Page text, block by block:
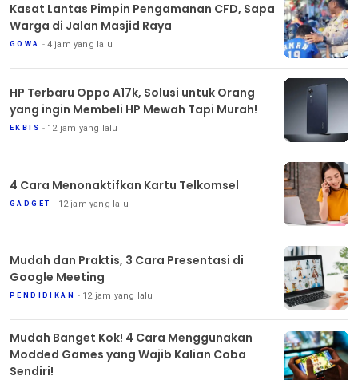
Kasat Lantas Pimpin Pengamanan CFD, Sapa
Warga di Jalan Masjid Raya
GOWA 4 jam yang lalu
HP Terbaru Oppo A17k, Solusi untuk Orang
yang ingin Membeli HP Mewah Tapi Murah!
EKBIS 12 jam yang lalu
4 Cara Menonaktifkan Kartu Telkomsel
GADGET 12 jam yang lalu
Mudah dan Praktis, 3 Cara Presentasi di
Google Meeting
PENDIDIKAN 12 jam yang lalu
Mudah Banget Kok! 4 Cara Menggunakan
Modded Games yang Wajib Kalian Coba
Sendiri!